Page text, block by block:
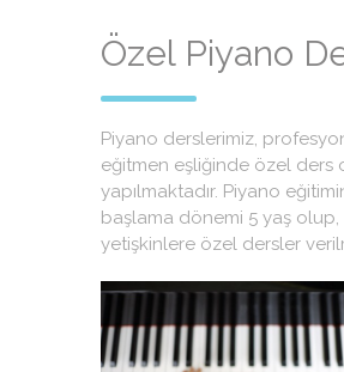
Özel Piyano
Piyano derslerimiz,
eğitmen eşliğinde özel ders
yapılmaktadır. Piyano
başlama dönemi 5 yaş
yetişkinlere özel dersler